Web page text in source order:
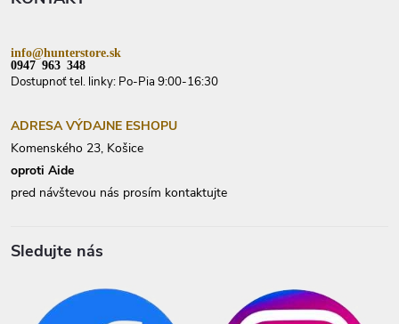
info@hunterstore.sk
0947 963 348
Dostupnoť tel. linky: Po-Pia 9:00-16:30
ADRESA VÝDAJNE ESHOPU
Komenského 23, Košice
oproti Aide
pred návštevou nás prosím kontaktujte
Sledujte nás